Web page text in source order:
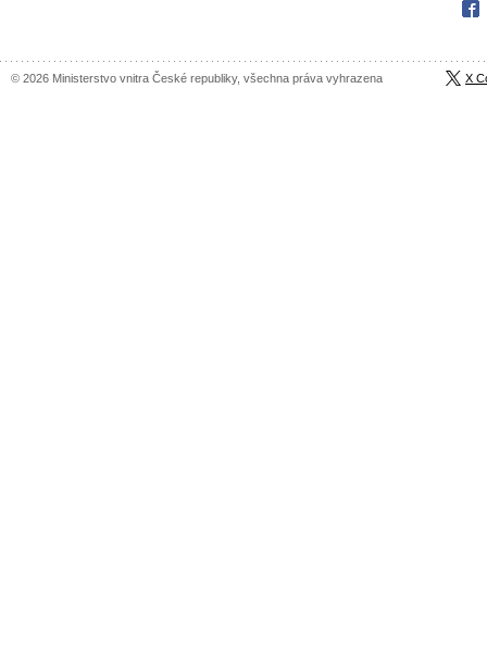
© 2026 Ministerstvo vnitra České republiky, všechna práva vyhrazena X